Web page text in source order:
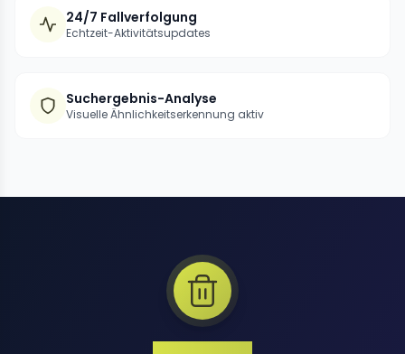
24/7 Fallverfolgung
Echtzeit-Aktivitätsupdates
Suchergebnis-Analyse
Visuelle Ähnlichkeitserkennung aktiv